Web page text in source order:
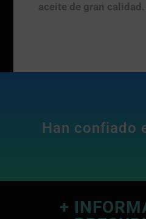
aceite de gran calidad.
Han confiado
+